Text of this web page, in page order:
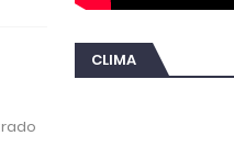
CLIMA